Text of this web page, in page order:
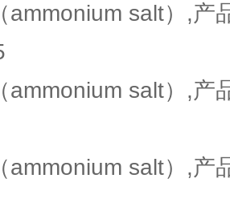
ammonium salt）,产
ammonium salt）,产
ammonium salt）,产